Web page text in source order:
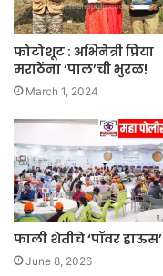
फोटोशूट : अभिनेत्री प्रिया
मराठेंना ‘पाल’ची भुरळ!
March 1, 2024
फाली शेतीचे ‘पॉवर हाऊस’
June 8, 2026